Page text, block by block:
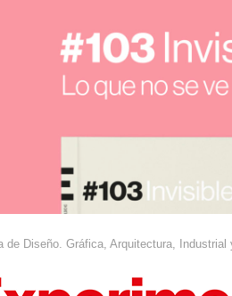
de Diseño. Gráfica, Arquitectura, Industrial